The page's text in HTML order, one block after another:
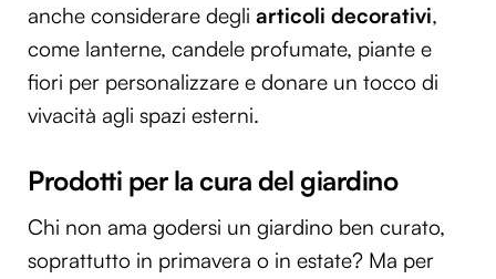
anche considerare degli articoli decorativi,
come lanterne, candele profumate, piante e
fiori per personalizzare e donare un tocco di
vivacità agli spazi esterni.
Prodotti per la cura del giardino
Chi non ama godersi un giardino ben curato,
soprattutto in primavera o in estate? Ma per